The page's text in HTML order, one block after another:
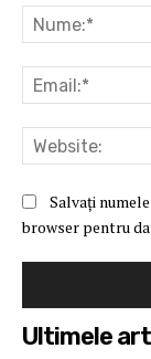
Salvați
browser pentru
Ultimele